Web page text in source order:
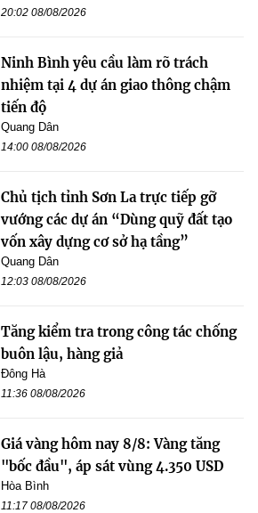
20:02 08/08/2026
Ninh Bình yêu cầu làm rõ trách
nhiệm tại 4 dự án giao thông chậm
tiến độ
Quang Dân
14:00 08/08/2026
Chủ tịch tỉnh Sơn La trực tiếp gỡ
vướng các dự án “Dùng quỹ đất tạo
vốn xây dựng cơ sở hạ tầng”
Quang Dân
12:03 08/08/2026
Tăng kiểm tra trong công tác chống
buôn lậu, hàng giả
Đông Hà
11:36 08/08/2026
Giá vàng hôm nay 8/8: Vàng tăng
"bốc đầu", áp sát vùng 4.350 USD
Hòa Bình
11:17 08/08/2026